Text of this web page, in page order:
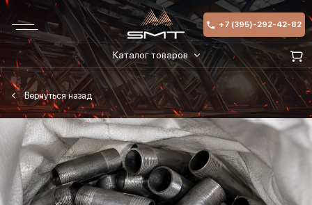
+7 (395)-292-42-82
Каталог товаров